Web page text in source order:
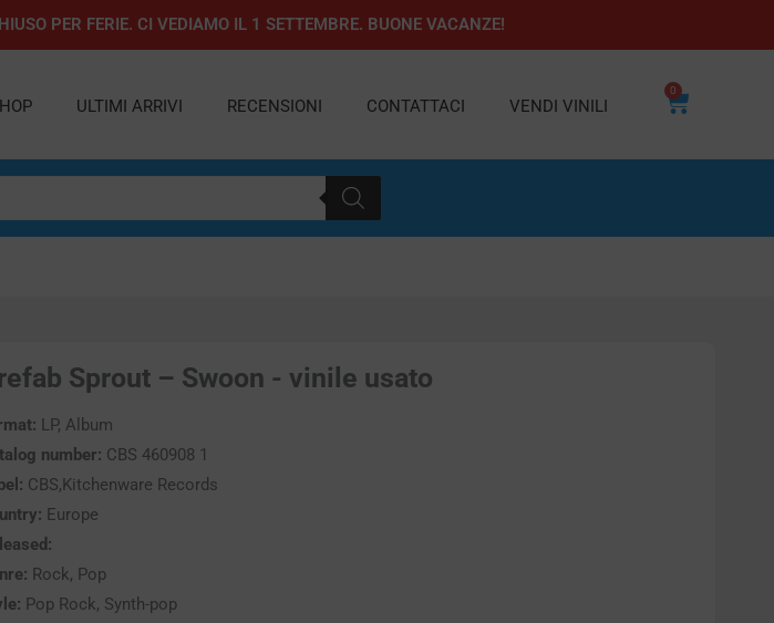
PER FERIE. CI VEDIAMO IL 1 SETTEMBRE. BUONE VACANZE!
ULTIMI ARRIVI RECENSIONI CONTATTACI VENDI VINILI
0
Carrello
Sprout – Swoon - vinile usato
LP, Album
number: CBS 460908 1
CBS,Kitchenware Records
Europe
Rock, Pop
Pop Rock, Synth-pop